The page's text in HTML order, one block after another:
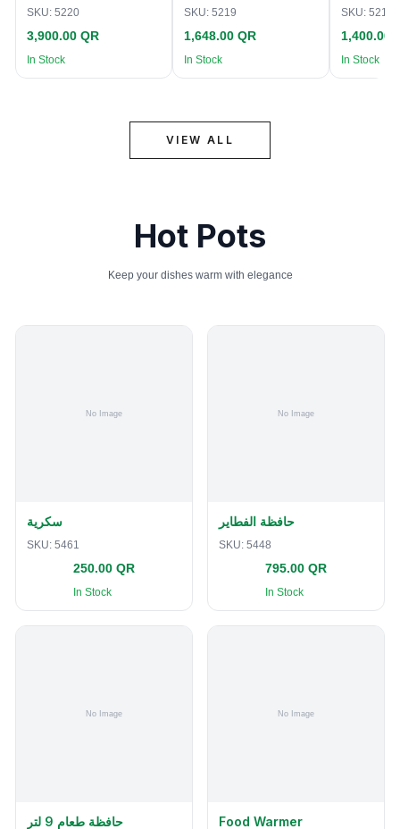
SKU: 5220
3,900.00 QR
In Stock
SKU: 5219
1,648.00 QR
In Stock
SKU: 5218
1,400.00
In Stock
VIEW ALL
Hot Pots
Keep your dishes warm with elegance
سكرية
SKU: 5461
250.00 QR
In Stock
حافظة الفطاير
SKU: 5448
795.00 QR
In Stock
حافظة طعام 9 لتر Food Warmer